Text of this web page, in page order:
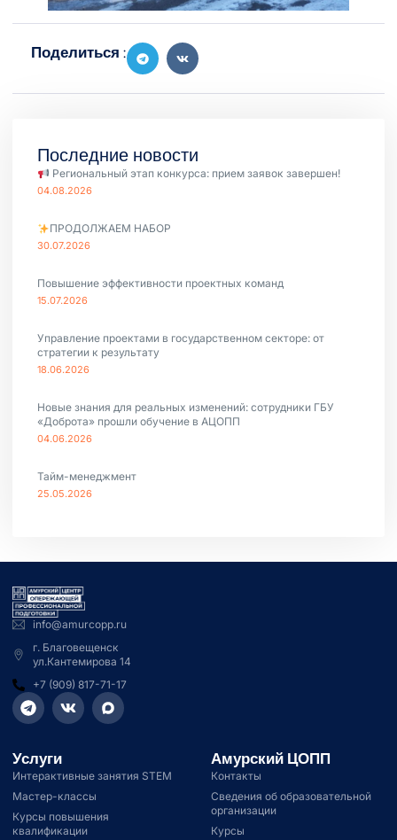
Поделиться :
Последние новости
Региональный этап конкурса: прием заявок завершен!
04.08.2026
ПРОДОЛЖАЕМ НАБОР
30.07.2026
Повышение эффективности проектных команд
15.07.2026
Управление проектами в государственном секторе: от
стратегии к результату
18.06.2026
Новые знания для реальных изменений: сотрудники ГБУ
«Доброта» прошли обучение в АЦОПП
04.06.2026
Тайм-менеджмент
25.05.2026
info@amurcopp.ru
г. Благовещенск
ул.Кантемирова 14
+7 (909) 817-71-17
Услуги
Интерактивные занятия STEM
Мастер-классы
Курсы повышения
квалификации
Амурский ЦОПП
Контакты
Сведения об образовательной
организации
Курсы